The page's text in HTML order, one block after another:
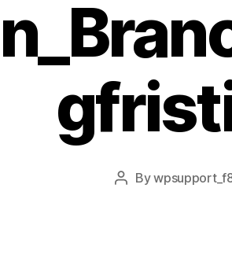
By